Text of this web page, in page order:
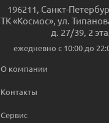
196211, Санкт-
ТК «Космос», ул.
д. 27/39, 2
ежедневно c 10:00 до
О компании
Контакты
Сервис